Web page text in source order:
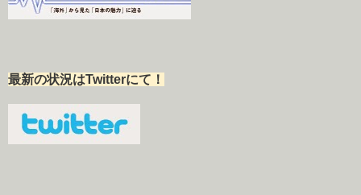
最新の状況はTwitterにて！